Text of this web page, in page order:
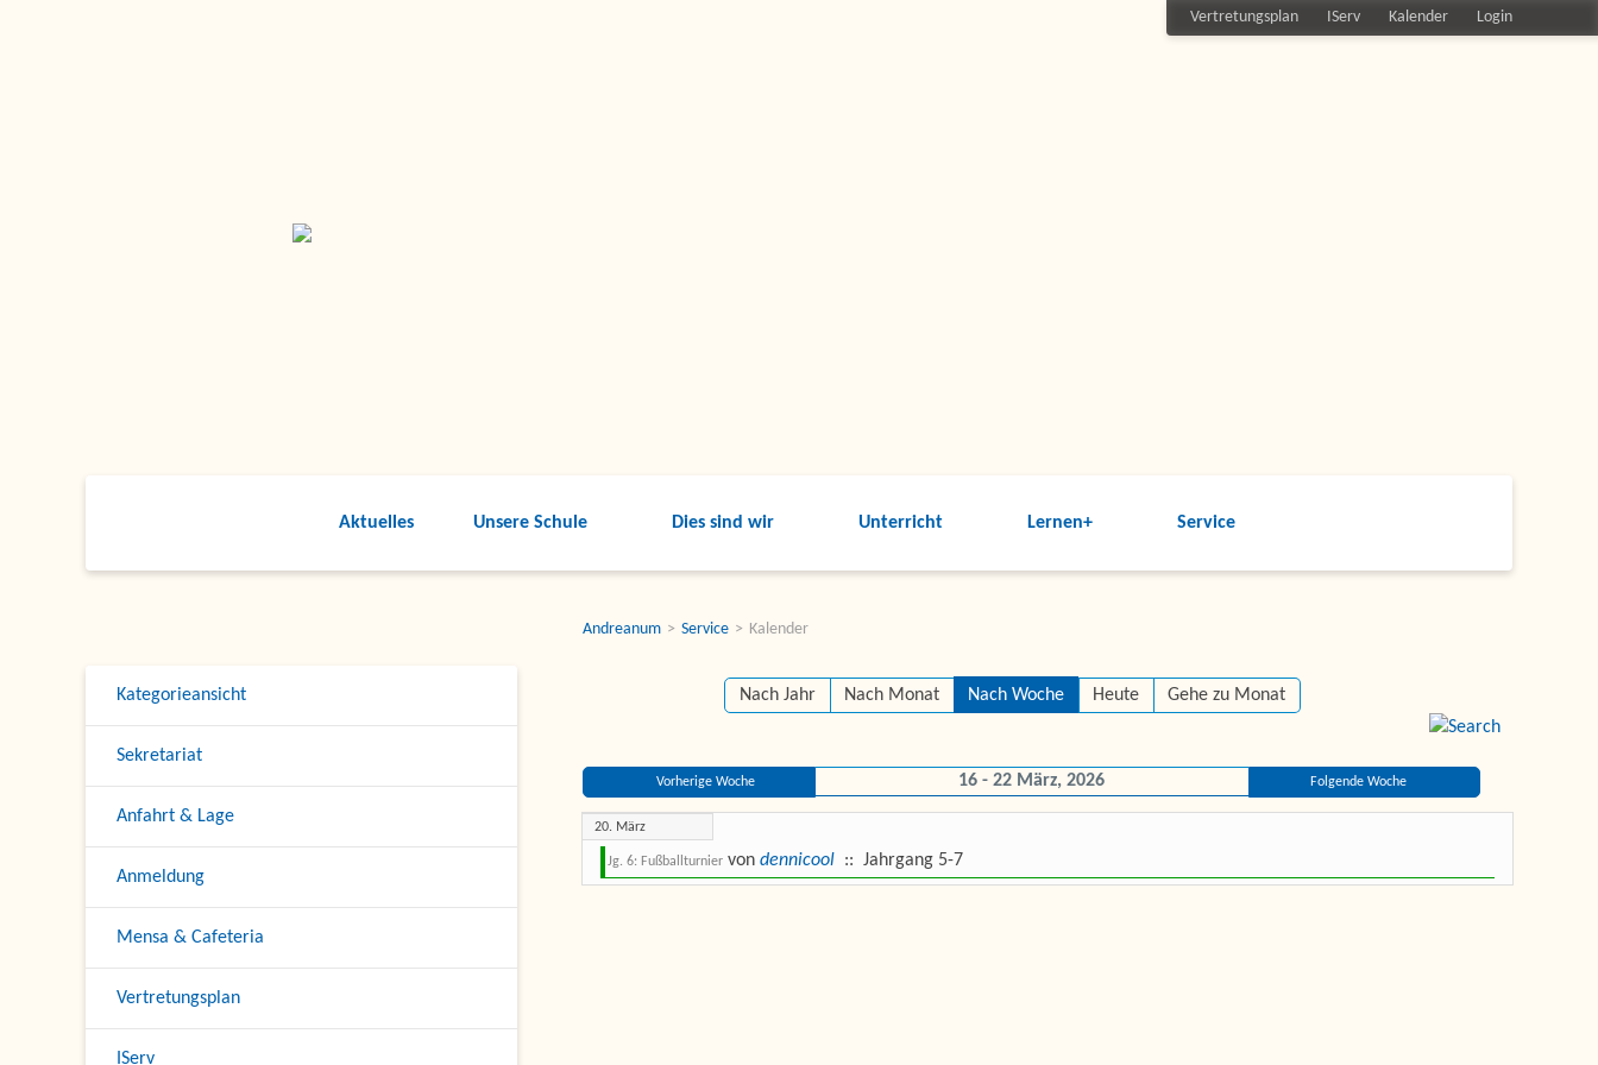
Vertretungsplan IServ Kalender Login
Aktuelles Unsere Schule Dies sind wir Unterricht Lernen+ Service
Kategorieansicht
Sekretariat
Anfahrt & Lage
Anmeldung
Mensa & Cafeteria
Vertretungsplan
IServ
Andreanum Service Kalender
Nach Jahr Nach Monat Nach Woche Heute Gehe zu Monat
Vorherige Woche 16 - 22 März, 2026 Folgende Woche
20. März
Jg. 6: Fußballturnier von dennicool :: Jahrgang 5-7